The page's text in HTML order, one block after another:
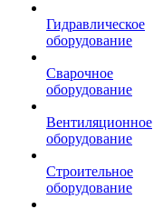
Гидравлическое
оборудование
Сварочное
оборудование
Вентиляционное
оборудование
Строительное
оборудование